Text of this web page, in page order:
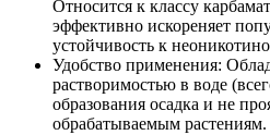
Относится к классу
эффективно искореняет
устойчивость к
Удобство применения:
растворимостью в воде
образования осадка и не
обрабатываемым растениям.